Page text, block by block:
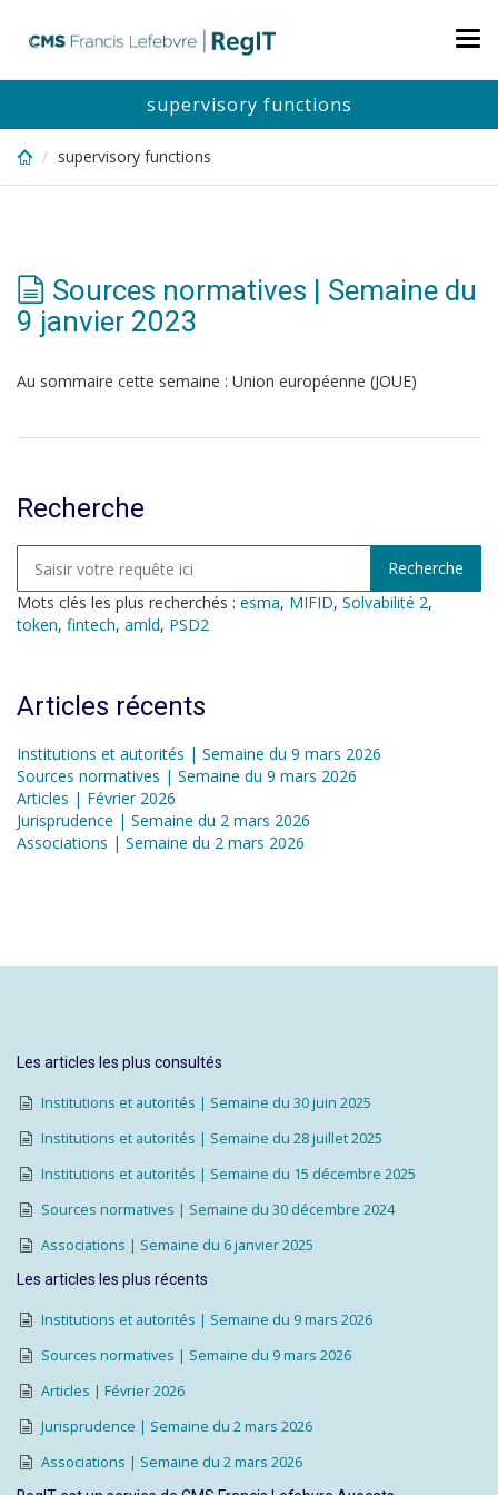
content
supervisory functions
supervisory functions
Sources normatives | Semaine du
9 janvier 2023
Au sommaire cette semaine : Union européenne (JOUE)
Recherche
Mots clés les plus recherchés : esma, MIFID, Solvabilité 2,
token, fintech, amld, PSD2
Articles récents
Institutions et autorités | Semaine du 9 mars 2026
Sources normatives | Semaine du 9 mars 2026
Articles | Février 2026
Jurisprudence | Semaine du 2 mars 2026
Associations | Semaine du 2 mars 2026
Les articles les plus consultés
Institutions et autorités | Semaine du 30 juin 2025
Institutions et autorités | Semaine du 28 juillet 2025
Institutions et autorités | Semaine du 15 décembre 2025
Sources normatives | Semaine du 30 décembre 2024
Associations | Semaine du 6 janvier 2025
Les articles les plus récents
Institutions et autorités | Semaine du 9 mars 2026
Sources normatives | Semaine du 9 mars 2026
Articles | Février 2026
Jurisprudence | Semaine du 2 mars 2026
Associations | Semaine du 2 mars 2026